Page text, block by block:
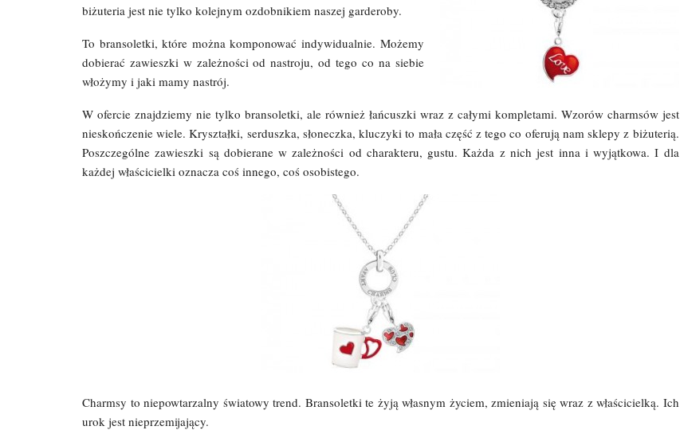
biżuteria jest nie tylko kolejnym ozdobnikiem naszej garderoby.
To bransoletki, które można komponować indywidualnie. Możemy
dobierać zawieszki w zależności od nastroju, od tego co na siebie
włożymy i jaki mamy nastrój.
W ofercie znajdziemy nie tylko bransoletki, ale również łańcuszki wraz z całymi kompletami. Wzorów charmsów jest
nieskończenie wiele. Kryształki, serduszka, słoneczka, kluczyki to mała część z tego co oferują nam sklepy z biżuterią.
Poszczególne zawieszki są dobierane w zależności od charakteru, gustu. Każda z nich jest inna i wyjątkowa. I dla
każdej właścicielki oznacza coś innego, coś osobistego.
Charmsy to niepowtarzalny światowy trend. Bransoletki te żyją własnym życiem, zmieniają się wraz z właścicielką. Ich
urok jest nieprzemijający.